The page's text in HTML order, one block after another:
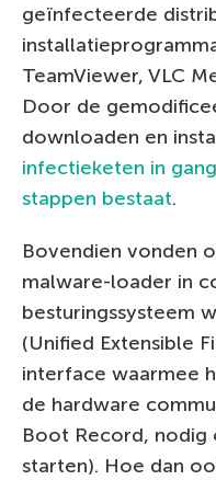
geïnfecteerde
TeamViewer, VLC
Door de
downloaden en
infectieketen in
stappen bestaat.
Bovendien vonden
malware-loader in
besturingssysteem
(Unified Extensible
interface waarmee
de hardware
Boot Record, nodig
starten). Hoe dan